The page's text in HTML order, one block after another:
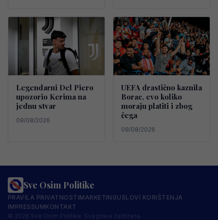
Legendarni Del Piero
upozorio Kerima na
jednu stvar
09/08/2026
UEFA drastično kaznila
Borac, evo koliko
moraju platiti i zbog
čega
09/08/2026
Sve Osim Politike
PRAVILA PRIVATNOSTIMARKETINGUSLOVI KORIŠTENJA
IMPRESSUMKONTAKT
© 2026 Sve Osim Politike. Sva prava zadržana.